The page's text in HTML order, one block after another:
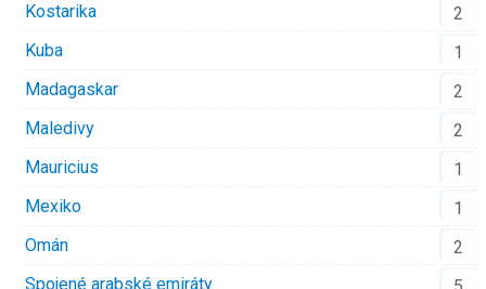
Kostarika
2
Kuba
1
Madagaskar
2
Maledivy
2
Mauricius
1
Mexiko
1
Omán
2
Spojené arabské emiráty